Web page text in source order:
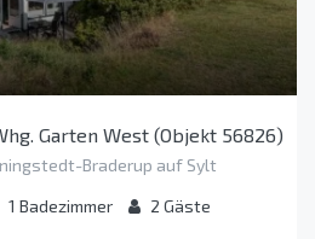
Garten West (Objekt 56826)
Braderup auf Sylt
1 Badezimmer 2 Gäste